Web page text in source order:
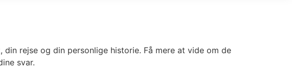
rejse og din personlige historie. Få mere at vide om de
svar.